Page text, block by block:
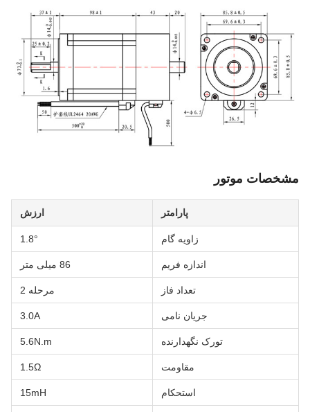
موتور
پارامتر ارزش
زاویه گام 1.8°
اندازه فریم
تعداد فاز مرحله 2
جریان نامی 3.0A
تورک نگهدارنده 5.6N.m
مقاومت 1.5Ω
استحکام 15mH